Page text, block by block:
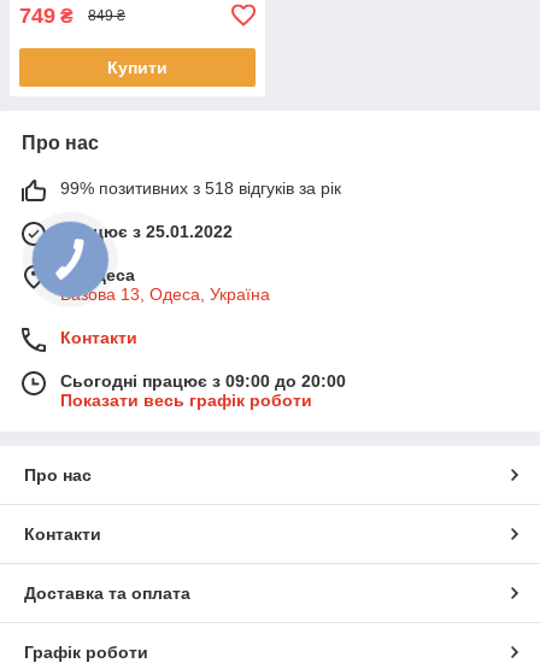
749 ₴ 849 ₴
Купити
Про нас
99% позитивних з 518 відгуків за рік
Працює з 25.01.2022
м. Одеса
Базова 13, Одеса, Україна
Контакти
Сьогодні працює з 09:00 до 20:00
Показати весь графік роботи
Про нас
Контакти
Доставка та оплата
Графік роботи